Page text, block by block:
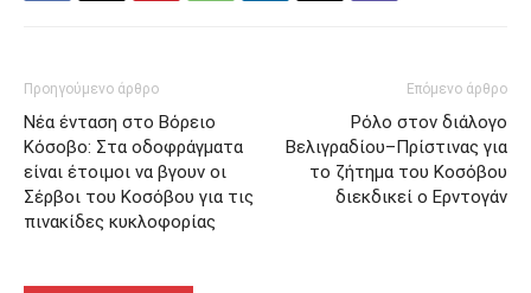
Προηγούμενο άρθρο
Νέα ένταση στο Βόρειο
Κόσοβο: Στα οδοφράγματα
είναι έτοιμοι να βγουν οι
Σέρβοι του Κοσόβου για τις
πινακίδες κυκλοφορίας
Επόμενο άρθρο
Ρόλο στον διάλογο
Βελιγραδίου–Πρίστινας για
το ζήτημα του Κοσόβου
διεκδικεί ο Ερντογάν